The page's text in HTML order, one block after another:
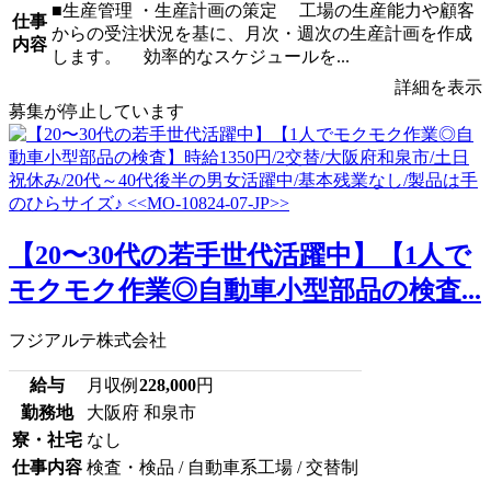
仕事
内容
■生産管理 ・生産計画の策定 工場の生産能力や顧客
からの受注状況を基に、月次・週次の生産計画を作成
します。 効率的なスケジュールを...
詳細を表示
募集が停止しています
【20〜30代の若手世代活躍中】【1人で
モクモク作業◎自動車小型部品の検査...
フジアルテ株式会社
給与 月収例 228,000円
勤務地
大阪府 和泉市
寮・社宅 なし
仕事内容 検査・検品 / 自動車系工場 / 交替制